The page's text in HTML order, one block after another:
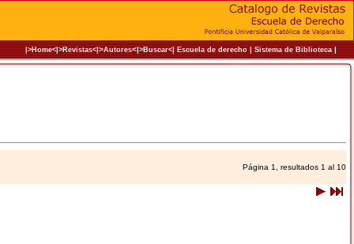
|>Home<|>Revistas<|>Autores<|>Buscar<|Escuela de derecho|Sistema de Biblioteca|
Página 1, resultados 1 al 10